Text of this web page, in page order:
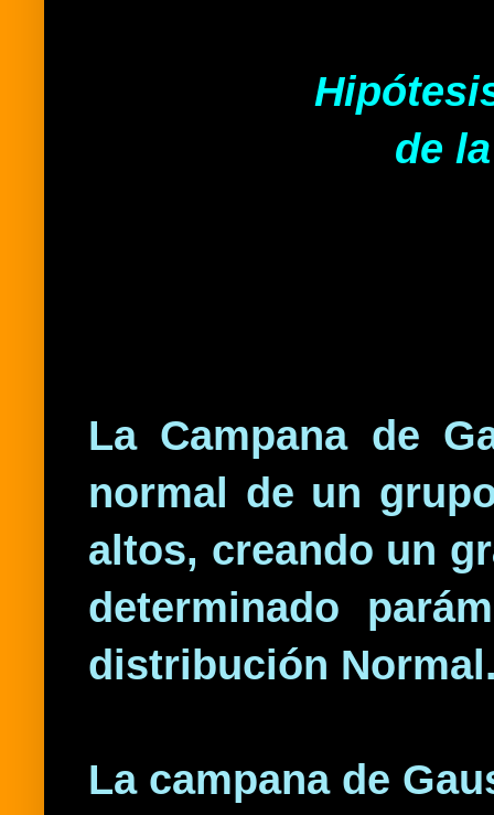
de
La Campana de
normal de un
altos, creando un
determinado
distribución
La campana de